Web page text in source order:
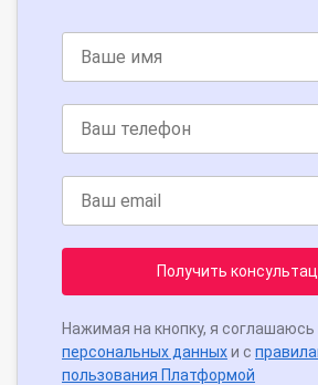
Получить
Нажимая на кнопку, я соглашаюсь
персональных данныхи с
пользования Платформой